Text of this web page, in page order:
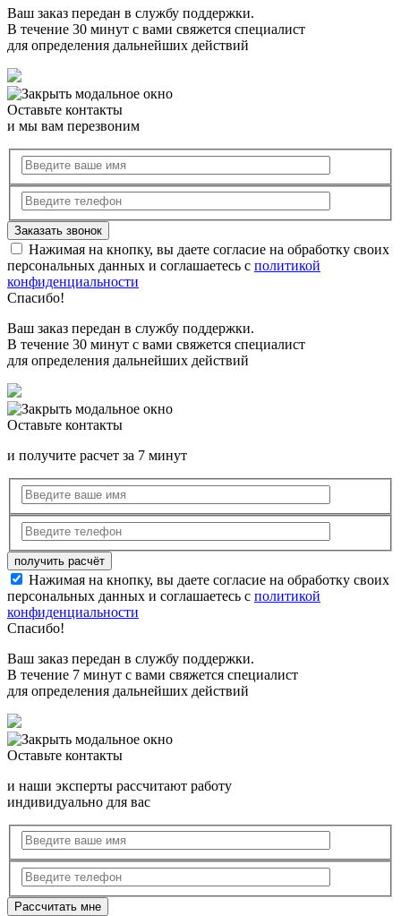
Ваш заказ передан в службу поддержки.
В течение 30 минут с вами свяжется специалист
для определения дальнейших действий
Оставьте контакты
и мы вам перезвоним
Нажимая на кнопку, вы даете согласие на обработку своих
персональных данных и соглашаетесь с политикой
конфиденциальности
Спасибо!
Ваш заказ передан в службу поддержки.
В течение 30 минут с вами свяжется специалист
для определения дальнейших действий
Оставьте контакты
и получите расчет за 7 минут
Нажимая на кнопку, вы даете согласие на обработку своих
персональных данных и соглашаетесь с политикой
конфиденциальности
Спасибо!
Ваш заказ передан в службу поддержки.
В течение 7 минут с вами свяжется специалист
для определения дальнейших действий
Оставьте контакты
и наши эксперты рассчитают работу
индивидуально для вас